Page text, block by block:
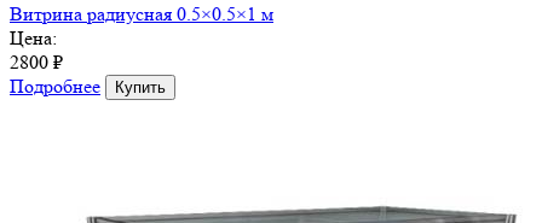
Витрина радиусная 0.5×0.5×1 м
Цена:
2800 ₽
Подробнее
Купить